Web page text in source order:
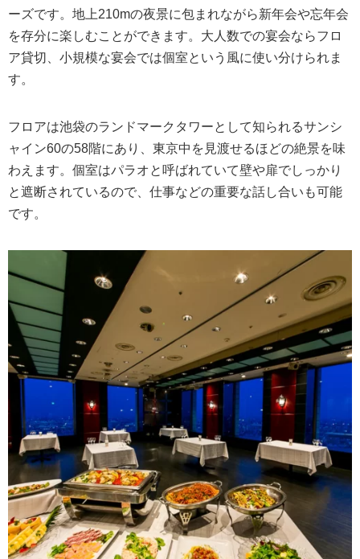
ーズです。地上210mの夜景に包まれながら新年会や忘年会
を存分に楽しむことができます。大人数での宴会ならフロ
ア貸切、小規模な宴会では個室という風に使い分けられま
す。
フロアは池袋のランドマークタワーとして知られるサンシ
ャイン60の58階にあり、東京中を見渡せるほどの絶景を味
わえます。個室はパラオと呼ばれていて壁や扉でしっかり
と遮断されているので、仕事などの重要な話し合いも可能
です。